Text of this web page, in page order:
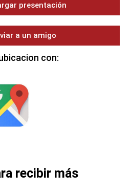
presentación
a un amigo
con:
recibir más